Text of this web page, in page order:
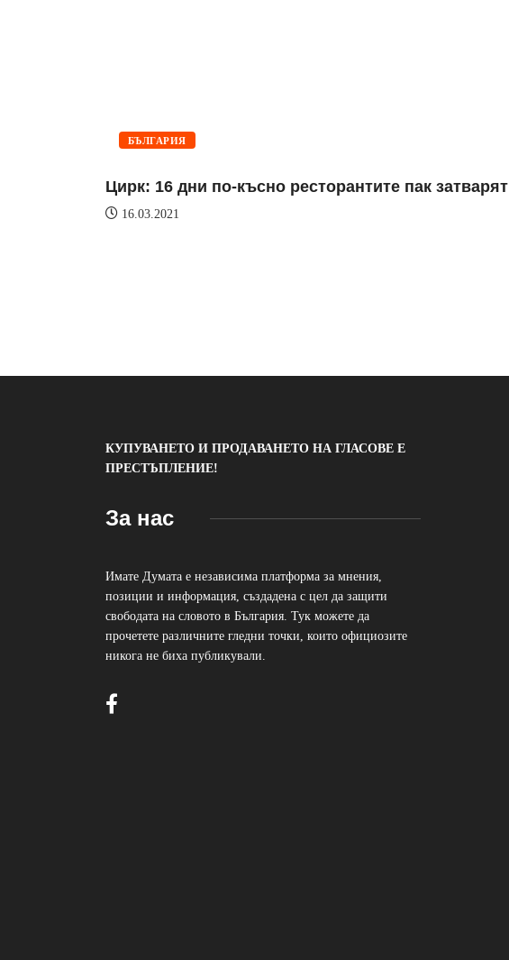
БЪЛГАРИЯ
Цирк: 16 дни по-късно ресторантите пак затварят
16.03.2021
КУПУВАНЕТО И ПРОДАВАНЕТО НА ГЛАСОВЕ Е
ПРЕСТЪПЛЕНИЕ!
За нас
Имате Думата е независима платформа за мнения,
позиции и информация, създадена с цел да защити
свободата на словото в България. Тук можете да
прочетете различните гледни точки, които официозите
никога не биха публикували.